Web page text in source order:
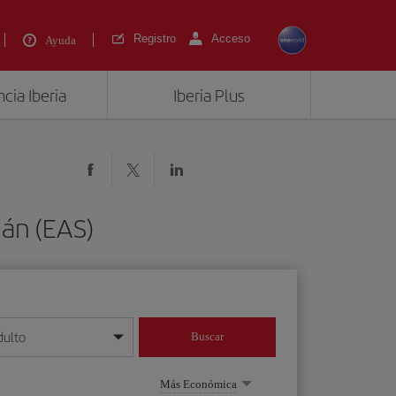
Ayuda Registro Acceso
Iberia Iberia Plus
(EAS)
mes/año
Buscar
Más Económica